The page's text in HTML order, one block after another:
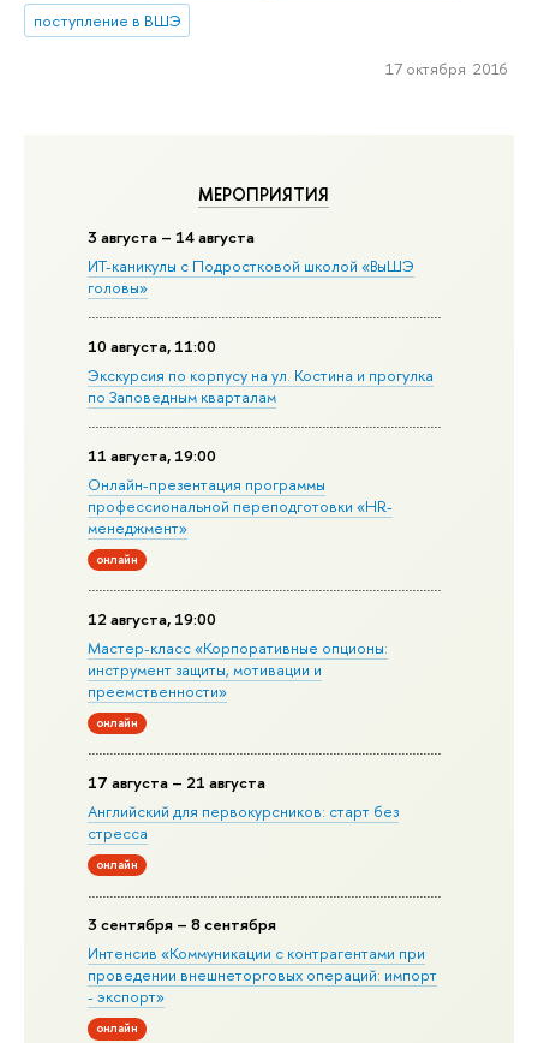
МЕРОПРИЯТИЯ
3 августа – 14 августа
ИТ-каникулы с Подростковой школой «ВыШЭ
головы»
10 августа, 11:00
Экскурсия по корпусу на ул. Костина и прогулка
по Заповедным кварталам
11 августа, 19:00
Онлайн-презентация программы
профессиональной переподготовки «HR-
менеджмент»
онлайн
12 августа, 19:00
Мастер-класс «Корпоративные опционы:
инструмент защиты, мотивации и
преемственности»
онлайн
17 августа – 21 августа
Английский для первокурсников: старт без
стресса
онлайн
3 сентября – 8 сентября
Интенсив «Коммуникации с контрагентами при
проведении внешнеторговых операций: импорт
- экспорт»
онлайн
поступление в ВШЭ
17 октября 2016